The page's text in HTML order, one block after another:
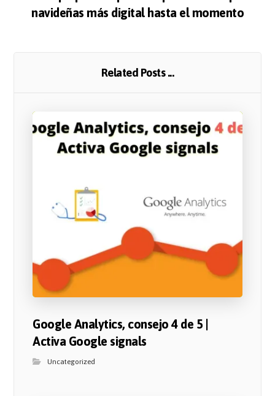
navideñas más digital hasta el momento
Related Posts ...
Google Analytics, consejo 4 de 5 |
Activa Google signals
Uncategorized